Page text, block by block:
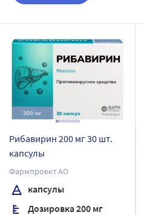
Рибавирин 200 мг 30 шт.
капсулы
Фармпроект АО
капсулы
Дозировка 200 мг